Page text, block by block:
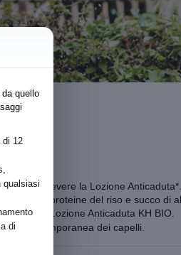
BIO
cute a ricevere la Lozione
E e F, proteine del riso e succo di
alla Lozione Anticaduta KH BIO.
temporanea dei capelli.
quello
di 12
qualsiasi
di